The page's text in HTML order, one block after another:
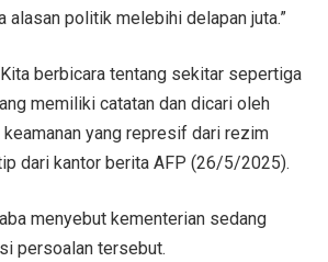
alasan politik melebihi delapan juta.”
berbicara tentang sekitar sepertiga
memiliki catatan dan dicari oleh
yang represif dari rezim
dari kantor berita AFP (26/5/2025).
menyebut kementerian sedang
persoalan tersebut.